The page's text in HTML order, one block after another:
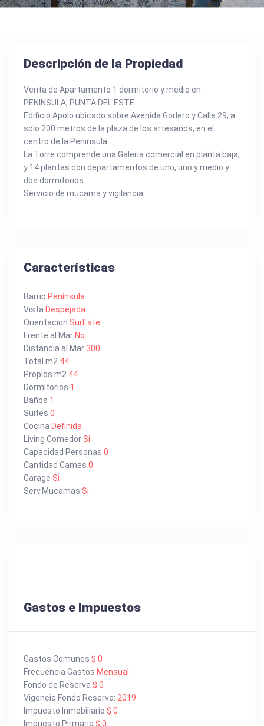
Descripción de la Propiedad
Venta de Apartamento 1 dormitorio y medio en
PENINSULA, PUNTA DEL ESTE
Edificio Apolo ubicado sobre Avenida Gorlero y Calle 29, a
solo 200 metros de la plaza de los artesanos, en el
centro de la Peninsula.
La Torre comprende una Galeria comercial en planta baja,
y 14 plantas con departamentos de uno, uno y medio y
dos dormitorios.
Servicio de mucama y vigilancia.
Características
Barrio Península
Vista Despejada
Orientacion SurEste
Frente al Mar No
Distancia al Mar 300
Total m2 44
Propios m2 44
Dormitorios 1
Baños 1
Suites 0
Cocina Definida
Living Comedor Si
Capacidad Personas 0
Cantidad Camas 0
Garage Si
Serv.Mucamas Si
Gastos e Impuestos
Gastos Comunes $ 0
Frecuencia Gastos Mensual
Fondo de Reserva $ 0
Vigencia Fondo Reserva: 2019
Impuesto Inmobiliario $ 0
Impuesto Primaria $ 0